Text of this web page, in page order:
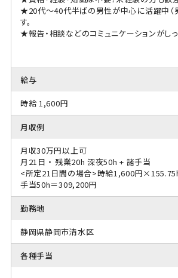
★20代～40代半ばの男性が中心に活躍中（
す。
★報告・相談などのコミュニケーションがし
給与
時給 1,600円
月収例
月収30万円以上可
月21日 ・ 残業20h 深夜50h + 諸手当
<所定21日間の場合>時給1,600円
手当50h＝309,200円
勤務地
静岡県静岡市清水区
各種手当